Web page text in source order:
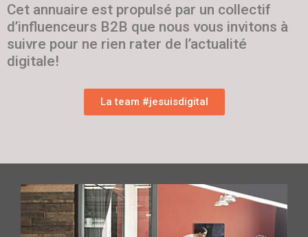
Cet annuaire est propulsé par un collectif
d’influenceurs B2B que nous vous invitons à
suivre pour ne rien rater de l’actualité
digitale!
La team #jesuisdigital